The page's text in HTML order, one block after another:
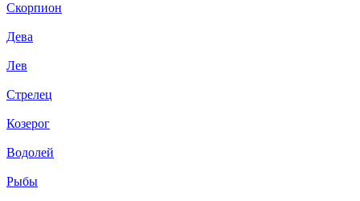
Скорпион
Дева
Лев
Стрелец
Козерог
Водолей
Рыбы